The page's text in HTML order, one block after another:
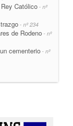
Católico - nº
- nº 234
de Rodeno - nº
cementerio - nº